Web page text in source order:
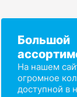
Большой
На нашем
огромное
доступной в